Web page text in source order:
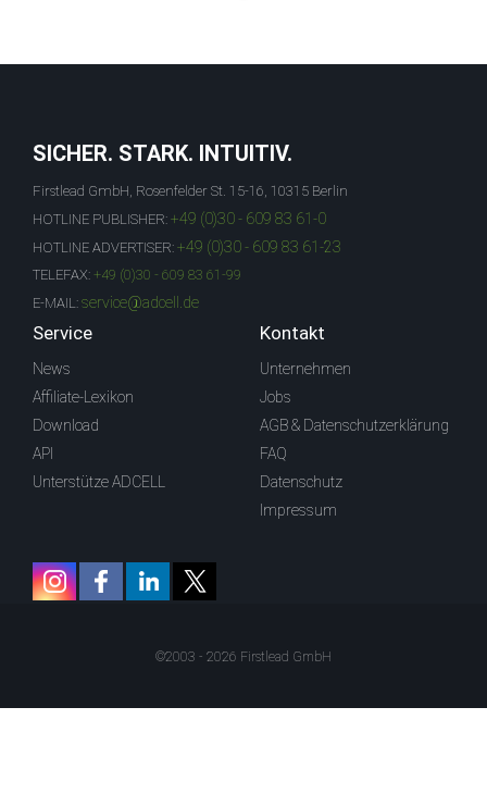
SICHER. STARK. INTUITIV.
Firstlead GmbH, Rosenfelder St. 15-16, 10315 Berlin
HOTLINE PUBLISHER: +49 (0)30 - 609 83 61-0
HOTLINE ADVERTISER: +49 (0)30 - 609 83 61-23
TELEFAX: +49 (0)30 - 609 83 61-99
E-MAIL: service@adcell.de
Service
News
Affiliate-Lexikon
Download
API
Unterstütze ADCELL
Kontakt
Unternehmen
Jobs
AGB & Datenschutzerklärung
FAQ
Datenschutz
Impressum
©2003 - 2026 Firstlead GmbH